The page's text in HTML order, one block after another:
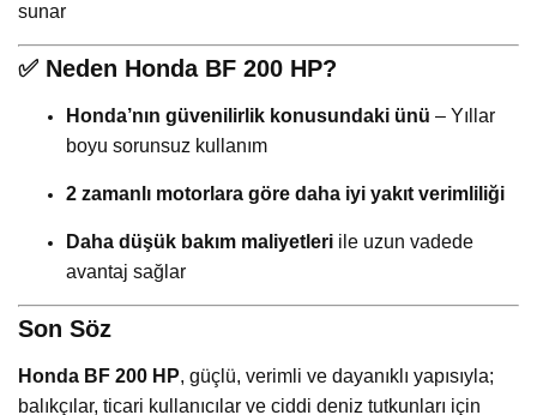
sunar
✅ Neden Honda BF 200 HP?
Honda’nın güvenilirlik konusundaki ünü – Yıllar
boyu sorunsuz kullanım
2 zamanlı motorlara göre daha iyi yakıt verimliliği
Daha düşük bakım maliyetleri ile uzun vadede
avantaj sağlar
Son Söz
Honda BF 200 HP, güçlü, verimli ve dayanıklı yapısıyla;
balıkçılar, ticari kullanıcılar ve ciddi deniz tutkunları için